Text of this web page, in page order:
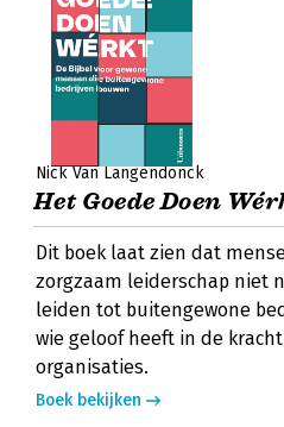
Nick Van Langendonck
Het Goede Doen
Dit boek laat zien dat
zorgzaam leiderschap niet
leiden tot buitengewone
wie geloof heeft in de
organisaties.
Boek bekijken